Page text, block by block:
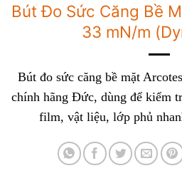
Bút Đo Sức Căng Bề
33 mN/m
Bút đo sức căng bề mặt
chính hãng Đức, dùng để kiểm
film, vật liệu, lớp phủ